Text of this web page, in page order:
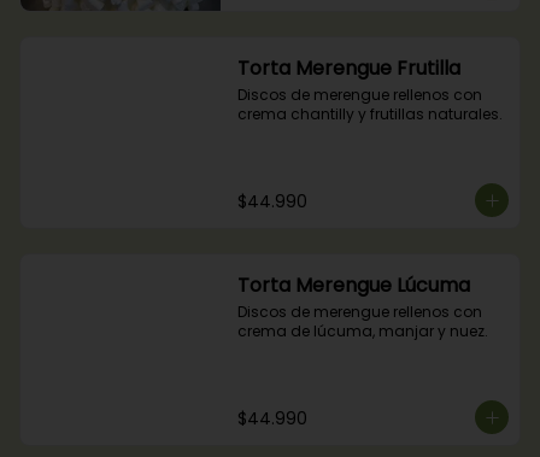
Torta Merengue Frutilla
Discos de merengue rellenos con
crema chantilly y frutillas naturales.
$44.990
Torta Merengue Lúcuma
Discos de merengue rellenos con
crema de lúcuma, manjar y nuez.
$44.990